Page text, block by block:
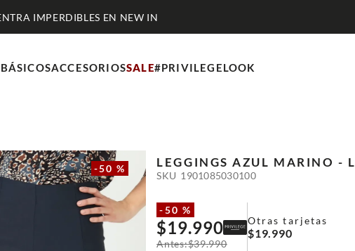
BÁSICOSACCESORIOSSALE#PRIVILEGELOOK
-50 % LEGGINGS AZUL MARINO - L
SKU 1901085030100
-50 %
$19.990
$39.990
Otras tarjetas
$19.990